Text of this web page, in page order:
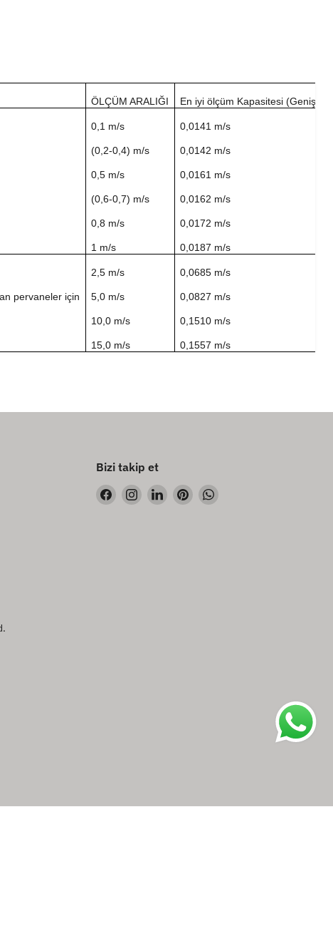
ÖLÇÜM ARALIĞI En iyi ölçüm Kapasitesi
0,1 m/s
(0,2-0,4) m/s
0,5 m/s
(0,6-0,7) m/s
0,8 m/s
1 m/s
0,0141 m/s
0,0142 m/s
0,0161 m/s
0,0162 m/s
0,0172 m/s
0,0187 m/s
pervaneler için
2,5 m/s
5,0 m/s
10,0 m/s
15,0 m/s
0,0685 m/s
0,0827 m/s
0,1510 m/s
0,1557 m/s
Bizi takip et
Bizi
Facebook&#39;de
Bizi
Instagram&#39;de
Bizi
LinkedIn&#39;de
Bizi
Pinterest&#39;de
Bizi